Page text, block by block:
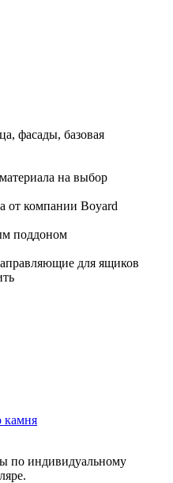
фасады, базовая
на выбор
от компании Boyard
поддоном
для ящиков
камня
по индивидуальному